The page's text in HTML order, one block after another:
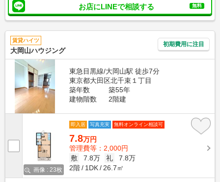
お店にLINEで相談する 無料
賃貸ハイツ
大岡山ハウジング
初期費用に注目
東急目黒線/大岡山駅 徒歩7分
東京都大田区北千束１丁目
築年数
築55年
建物階数
2階建
画像 : 23枚
即入居 写真充実 無料オンライン相談可
7.8万円
管理費等：2,000円
敷
7.8万 礼
7.8万
2階
1DK 26.7㎡